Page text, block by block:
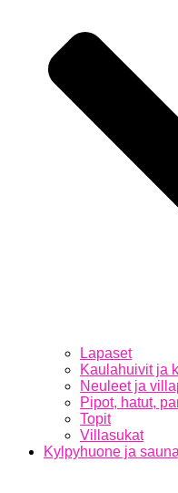
Lapaset
Kaulahuivit ja
Neuleet ja
Pipot, hatut,
Topit
Villasukat
Kylpyhuone ja sauna